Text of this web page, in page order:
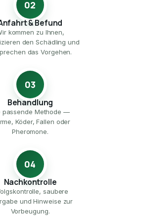
02
& Befund
kommen zu Ihnen,
den Schädling und
das Vorgehen.
03
Behandlung
passende Methode —
Köder, Fallen oder
Pheromone.
04
Nachkontrolle
saubere
und Hinweise zur
Vorbeugung.